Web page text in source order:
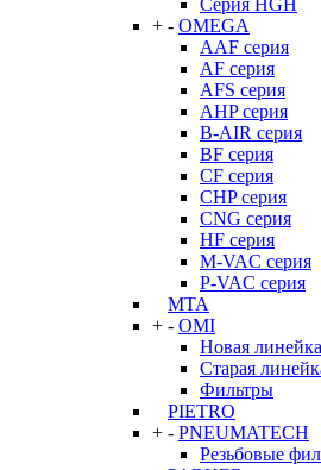
Серия HGH
+ - OMEGA
AAF серия
AF серия
AFS серия
AHP серия
B-AIR серия
BF серия
CF серия
CHP серия
CNG серия
HF серия
M-VAC серия
P-VAC серия
MTA
+ - OMI
Новая линейка
Старая
Фильтры
PIETRO
+ - PNEUMATECH
Резьбовые